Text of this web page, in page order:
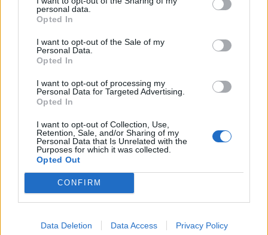
personal data.
Opted In
I want to opt-out of the Sale of my
Personal Data.
Opted In
I want to opt-out of processing my
Personal Data for Targeted Advertising.
Opted In
I want to opt-out of Collection, Use,
Retention, Sale, and/or Sharing of my
Personal Data that Is Unrelated with the
Purposes for which it was collected.
Opted Out
CONFIRM
Data Deletion Data Access Privacy Policy
άνθρωπό και ομάδα στον κόσμο.
Σας ευχαριστώ για τον χρόνο σας».